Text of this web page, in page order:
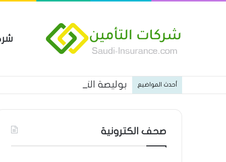
أحدث المواضيع بوليصة التأمين العام من شركة
صحف الكترونية